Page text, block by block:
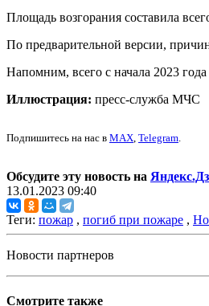
Площадь возгорания составила
По предварительной версии,
Напомним, всего с начала 2023 года
Иллюстрация: пресс-служба МЧС
Подпишитесь на нас в MAX, Telegram.
Обсудите эту новость на
13.01.2023 09:40
Теги: пожар , погиб при пожаре ,
Новости партнеров
Смотрите также